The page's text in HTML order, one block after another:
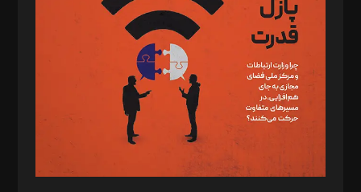
مصطفی مسجدی آرانی، ابوالفضل رجبی، زهرا فکرانه، فائزه فتحی
رستمی،مصطفی باستان
ویرایش: نگار استاد‌‌آقا
طراح یونیفرم: مجید توکلی
فیلمبرداری و عکاسی: امیر شفیعی، مانی لطفی زاده
گرافیک و صفحه‌آرایی: سید‌سبحان‌علی ثابت
مد‌یر توسعه تجاری: کامبیز برید‌
امور مالی: شاپور رهبری، محمد‌ کاظمی‌نیا